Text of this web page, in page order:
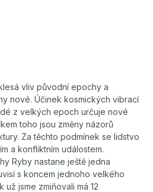
vliv původní epochy a
nové. Účinek kosmických vibrací
z velkých epoch určuje nové
toho jsou změny názorů
Za těchto podmínek se lidstvo
a konfliktním událostem.
Ryby nastane ještě jedna
s koncem jednoho velkého
jsme zmiňovali má 12